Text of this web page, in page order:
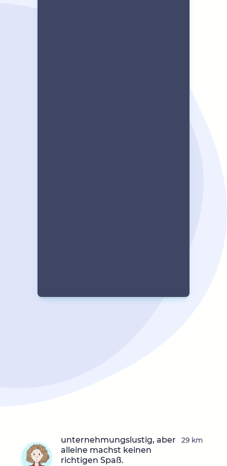
unternehmungslustig, aber
alleine machst keinen
richtigen Spaß.
29 km